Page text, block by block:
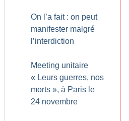
On l’a fait : on peut
manifester malgré
l’interdiction
Meeting unitaire
« Leurs guerres, nos
morts », à Paris le
24 novembre